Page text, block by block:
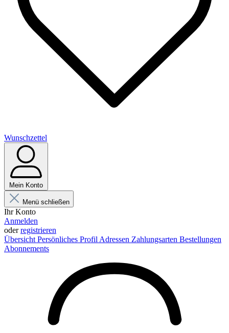
Wunschzettel
Mein Konto
Menü schließen
Ihr Konto
Anmelden
oderregistrieren
Übersicht Persönliches Profil Adressen Zahlungsarten Bestellungen
Abonnements